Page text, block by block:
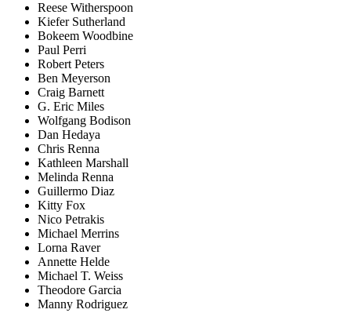
Reese Witherspoon
Kiefer Sutherland
Bokeem Woodbine
Paul Perri
Robert Peters
Ben Meyerson
Craig Barnett
G. Eric Miles
Wolfgang Bodison
Dan Hedaya
Chris Renna
Kathleen Marshall
Melinda Renna
Guillermo Diaz
Kitty Fox
Nico Petrakis
Michael Merrins
Lorna Raver
Annette Helde
Michael T. Weiss
Theodore Garcia
Manny Rodriguez